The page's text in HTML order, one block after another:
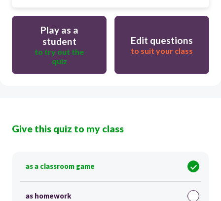
Play as a
student
to try out the
quiz
Edit questions
to suit your class
Give this quiz to my class
as a classroom game
as homework